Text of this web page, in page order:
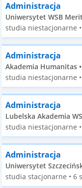
Administracja
Uniwersytet WSB
studia niestacjonarne
Administracja
Akademia Humanitas
studia niestacjonarne
Administracja
Lubelska Akademia
studia niestacjonarne
Administracja
Uniwersytet
studia stacjonarne • 6